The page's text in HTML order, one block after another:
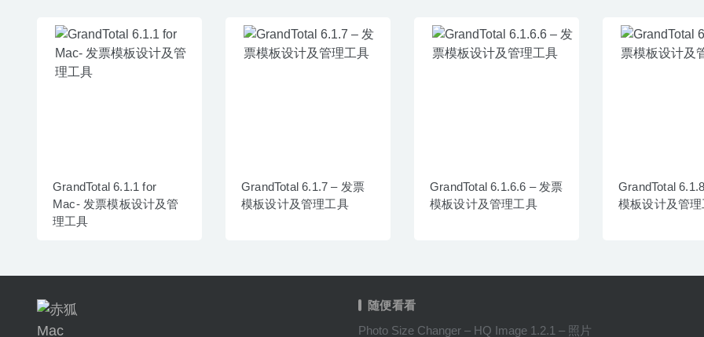
GrandTotal 6.1.1 for
Mac- 发票模板设计及管
理工具
GrandTotal 6.1.7 – 发票
模板设计及管理工具
GrandTotal 6.1.6.6 – 发票
模板设计及管理工具
GrandTotal
模板设计及管
随便看看
Photo Size Changer – HQ Image 1.2.1 – 照片